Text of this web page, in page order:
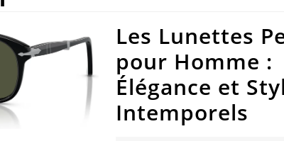
Les Lunettes
pour Homme :
Élégance et
Intemporels